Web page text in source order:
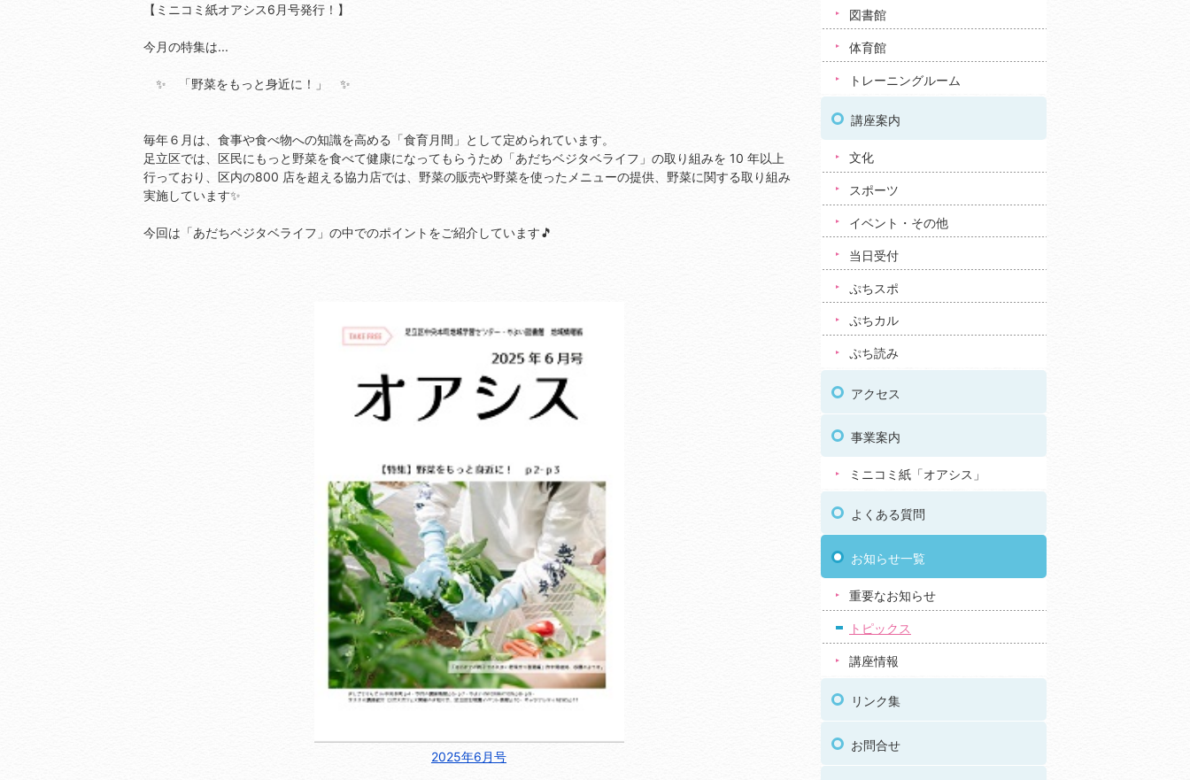
【ミニコミ紙オアシス6月号発行！】
今月の特集は...
✨ 「野菜をもっと身近に！」 ✨
毎年６月は、食事や食べ物への知識を高める「食育月間」として定められています。
足立区では、区民にもっと野菜を食べて健康になってもらうため「あだちベジタベライフ」の取り組みを 10 年以上
行っており、区内の800 店を超える協力店では、野菜の販売や野菜を使ったメニューの提供、野菜に関する取り組み
実施しています✨
今回は「あだちベジタベライフ」の中でのポイントをご紹介しています🎵
2025年6月号
図書館
体育館
トレーニングルーム
講座案内
文化
スポーツ
イベント・その他
当日受付
ぷちスポ
ぷちカル
ぷち読み
アクセス
事業案内
ミニコミ紙「オアシス」
よくある質問
お知らせ一覧
重要なお知らせ
トピックス
講座情報
リンク集
お問合せ